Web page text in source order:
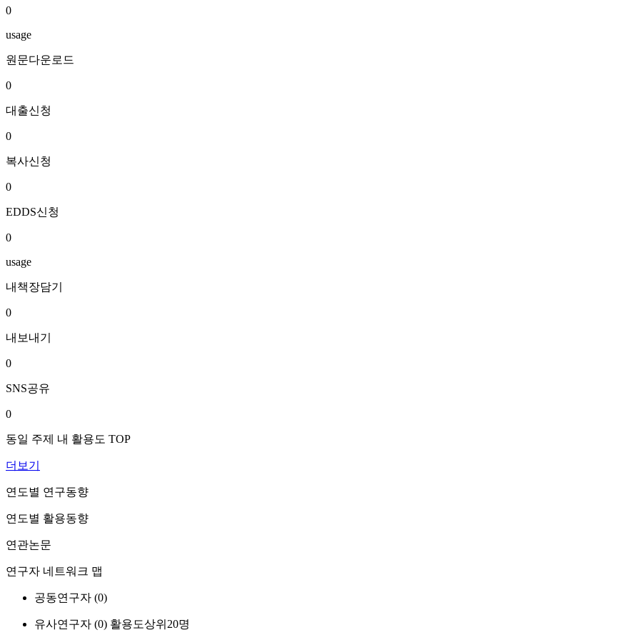
0
usage
원문다운로드
0
대출신청
0
복사신청
0
EDDS신청
0
usage
내책장담기
0
내보내기
0
SNS공유
0
동일 주제 내 활용도 TOP
더보기
연도별 연구동향
연도별 활용동향
연관논문
연구자 네트워크 맵
공동연구자 (0)
유사연구자 (0) 활용도상위20명